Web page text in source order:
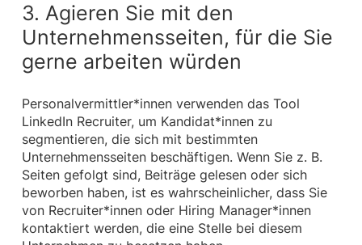
3. Agieren Sie mit den
Unternehmensseiten, für die Sie
gerne arbeiten würden
Personalvermittler*innen verwenden das Tool
LinkedIn Recruiter, um Kandidat*innen zu
segmentieren, die sich mit bestimmten
Unternehmensseiten beschäftigen. Wenn Sie z. B.
Seiten gefolgt sind, Beiträge gelesen oder sich
beworben haben, ist es wahrscheinlicher, dass Sie
von Recruiter*innen oder Hiring Manager*innen
kontaktiert werden, die eine Stelle bei diesem